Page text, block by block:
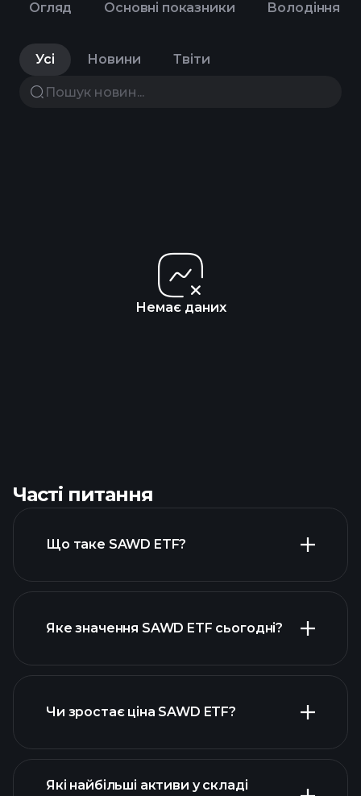
Огляд Основні показники Володіння
Усі Новини Твіти
Немає даних
Часті питання
Що таке SAWD ETF?
Яке значення SAWD ETF сьогодні?
розширеній
діаграмі
Чи зростає ціна SAWD ETF?
Які найбільші активи у складі